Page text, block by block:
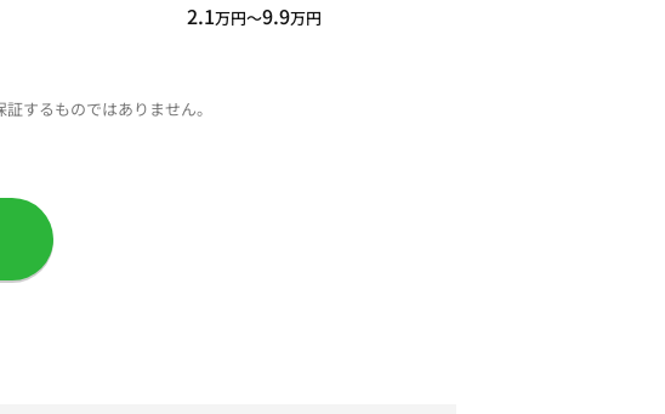
2.1万円〜9.9万円
するものではありません。